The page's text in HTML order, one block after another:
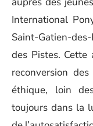
International
Saint-Gatien-
des Pistes.
reconversion
éthique, loin
toujours dans la